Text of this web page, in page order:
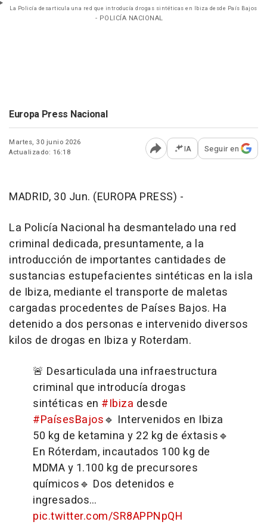
La Policía desarticula una red que introducía drogas sintéticas en Ibiza desde País Bajos
- POLICÍA NACIONAL
Europa Press Nacional
Martes, 30 junio 2026
Actualizado: 16:18
Abrir opciones para
IA Seguir en
MADRID, 30 Jun. (EUROPA PRESS) -
La Policía Nacional ha desmantelado una red
criminal dedicada, presuntamente, a la
introducción de importantes cantidades de
sustancias estupefacientes sintéticas en la isla
de Ibiza, mediante el transporte de maletas
cargadas procedentes de Países Bajos. Ha
detenido a dos personas e intervenido diversos
kilos de drogas en Ibiza y Roterdam.
🚨 Desarticulada una infraestructura
criminal que introducía drogas
sintéticas en #Ibiza desde
#PaísesBajos🔹 Intervenidos en Ibiza
50 kg de ketamina y 22 kg de éxtasis🔹
En Róterdam, incautados 100 kg de
MDMA y 1.100 kg de precursores
químicos🔹 Dos detenidos e
ingresados…
pic.twitter.com/SR8APPNpQH